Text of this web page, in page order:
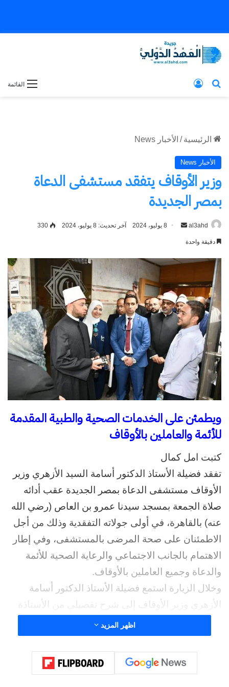
القائمة بحث عن
الرئيسية / الأخبار News
الأخبار News
وزير الأوقاف يتفقد مستشفى الدعاة
بمصر الجديدة
al3ahd
أرسل 8 يوليو، 2024 آخر تحديث: 8 يوليو، 2024 330
دقيقة واحدة
ويطمئن على الخدمات الصحية والطبية المقدمة
للأئمة والعاملين بالأوقاف
كتبت امل كمال
تفقد فضيلة الأستاذ الدكتور أسامة السيد الأزهري وزير
الأوقاف مستشفى الدعاة بمصر الجديدة عقب أدائه
صلاة الجمعة بمسجد سيدنا عمرو بن العاص (رضي الله
عنه) بالقاهرة، في أولى جولاته التفقدية وذلك من أجل
الاطمئنان على صحة المرضى بالمستشفى، وفي إطار
الاهتمام بالجانب الاجتماعي والرعاية الصحية للأئمة
والدعاة وجميع العاملين بالأوقاف.
وخلال الزيارة استمع فضيلة الأستاذ الدكتور أسامة
الأزهري وزير الأوقاف إلى شرح تفصيلي من الأستاذة
الدكتورة مها عقل رئيس مجلس الإدارة عن مستشفى
الدعاة بمصر الجديدة والخدمات الطبية التي تقدمها
المستشفى لجميع منسوبي وزارة الأوقاف من الأئمة
والعاملين بها وللمترددين عليها أيضًا من غير أبناء
اظهر المزيد